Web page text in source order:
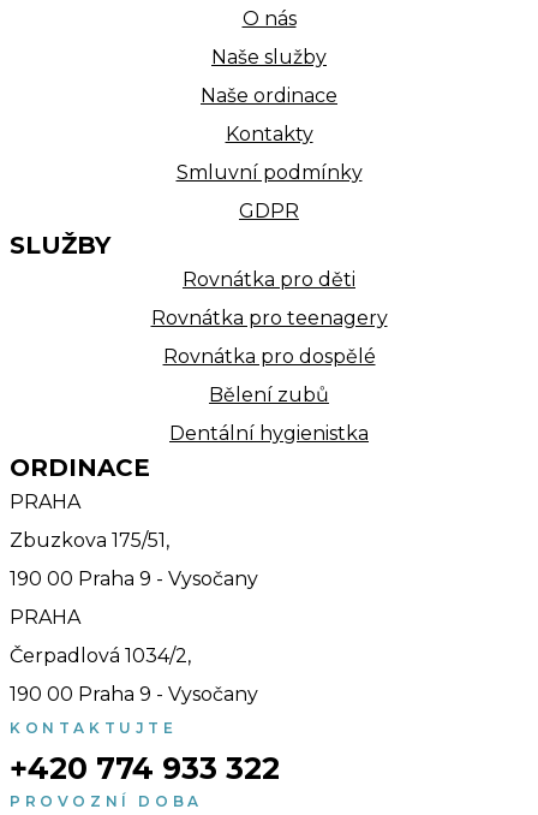
O nás
Naše služby
Naše ordinace
Kontakty
Smluvní podmínky
GDPR
SLUŽBY
Rovnátka pro děti
Rovnátka pro teenagery
Rovnátka pro dospělé
Bělení zubů
Dentální hygienistka
ORDINACE
PRAHA
Zbuzkova 175/51,
190 00 Praha 9 - Vysočany
PRAHA
Čerpadlová 1034/2,
190 00 Praha 9 - Vysočany
KONTAKTUJTE
+420 774 933 322
PROVOZNÍ DOBA